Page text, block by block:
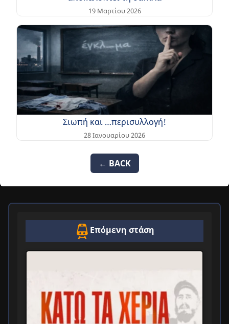
19 Μαρτίου 2026
Σιωπή και …περισυλλογή!
28 Ιανουαρίου 2026
← BACK
Επόμενη στάση